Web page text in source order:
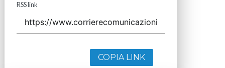
RSS link
COPIA LINK